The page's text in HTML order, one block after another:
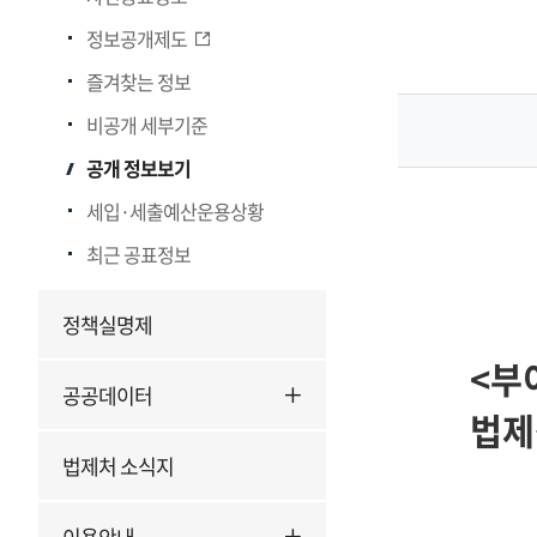
정보공개제도
즐겨찾는 정보
비공개 세부기준
공개 정보보기
세입·세출예산운용상황
최근 공표정보
정책실명제
공공데이터
법제처 소식지
령
<부
법